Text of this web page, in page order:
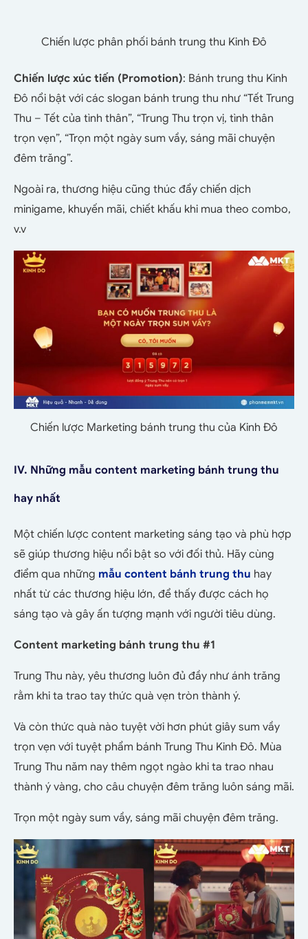
Chiến lược phân phối bánh trung thu Kinh Đô
Chiến lược xúc tiến (Promotion): Bánh trung thu Kinh
Đô nổi bật với các slogan bánh trung thu như “Tết Trung
Thu – Tết của tình thân”, “Trung Thu trọn vị, tình thân
trọn vẹn”, “Trọn một ngày sum vầy, sáng mãi chuyện
đêm trăng”.
Ngoài ra, thương hiệu cũng thúc đẩy chiến dịch
minigame, khuyến mãi, chiết khấu khi mua theo combo,
v.v
Chiến lược Marketing bánh trung thu của Kinh Đô
IV. Những mẫu content marketing bánh trung thu
hay nhất
Một chiến lược content marketing sáng tạo và phù hợp
sẽ giúp thương hiệu nổi bật so với đối thủ. Hãy cùng
điểm qua những mẫu content bánh trung thu hay
nhất từ các thương hiệu lớn, để thấy được cách họ
sáng tạo và gây ấn tượng mạnh với người tiêu dùng.
Content marketing bánh trung thu #1
Trung Thu này, yêu thương luôn đủ đầy như ánh trăng
rằm khi ta trao tay thức quà vẹn tròn thành ý.
Và còn thức quà nào tuyệt vời hơn phút giây sum vầy
trọn vẹn với tuyệt phẩm bánh Trung Thu Kinh Đô. Mùa
Trung Thu năm nay thêm ngọt ngào khi ta trao nhau
thành ý vàng, cho câu chuyện đêm trăng luôn sáng mãi.
Trọn một ngày sum vầy, sáng mãi chuyện đêm trăng.